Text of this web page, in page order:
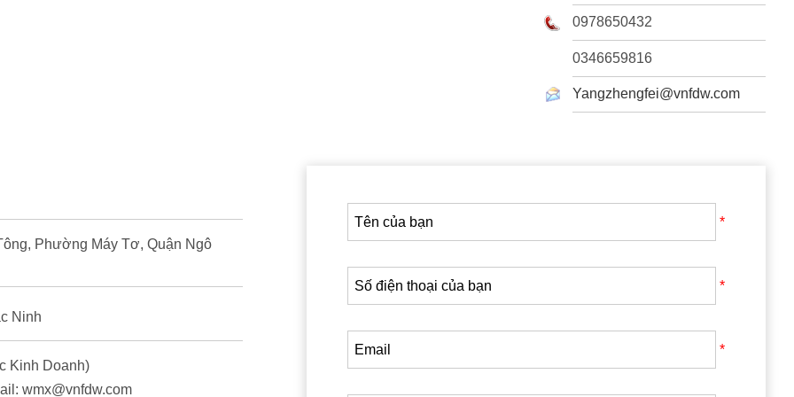
0978650432
0346659816
Yangzhengfei@vnfdw.com
Phường Máy Tơ, Quận Ngô
Ninh
Kinh Doanh)
wmx@vnfdw.com
*
*
*